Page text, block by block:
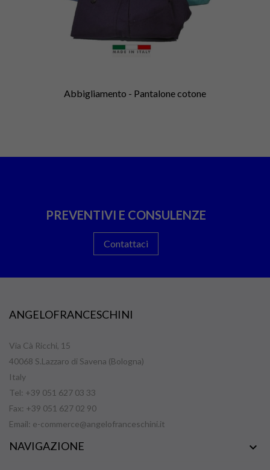
Abbigliamento - Pantalone cotone
PREVENTIVI E CONSULENZE
Contattaci
ANGELOFRANCESCHINI
Via Cà Ricchi, 15
40068 S.Lazzaro di Savena (Bologna)
Italy
Tel: +39 051 627 03 33
Fax: +39 051 627 02 90
Email: e-commerce@angelofranceschini.it
NAVIGAZIONE 